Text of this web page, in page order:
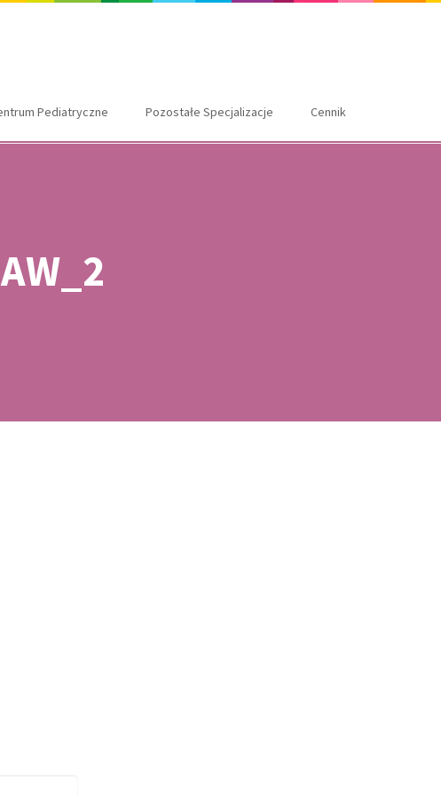
Pediatryczne Pozostałe Specjalizacje Cennik